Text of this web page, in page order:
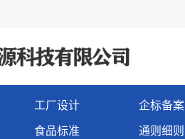
工厂设计 企标备案
食品标准 通则细则